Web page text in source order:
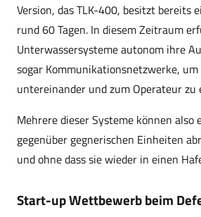
Version, das TLK-400, besitzt bereits
rund 60 Tagen. In diesem Zeitraum
Unterwassersysteme autonom ihre
sogar Kommunikationsnetzwerke,
untereinander und zum Operateur zu
Mehrere dieser Systeme können also
gegenüber gegnerischen Einheiten
und ohne dass sie wieder in einen
Start-up Wettbewerb beim